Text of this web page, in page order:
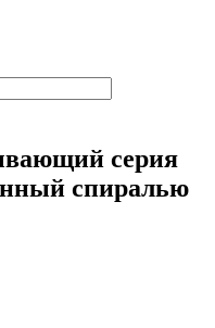
серия
спиралью